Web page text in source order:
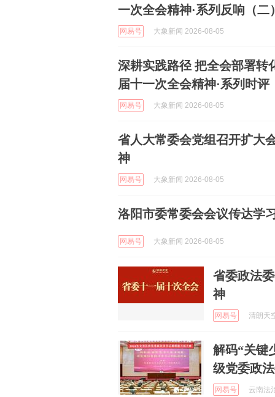
一次全会精神·系列反响（二）
网易号 大象新闻 2026-08-05
深耕实践路径 把全会部署转
届十一次全会精神·系列时评
网易号 大象新闻 2026-08-05
省人大常委会党组召开扩大
神
网易号 大象新闻 2026-08-05
洛阳市委常委会会议传达学
网易号 大象新闻 2026-08-05
省委政法
神
网易号 清朗天
解码“关键
级党委政
网易号 云南法